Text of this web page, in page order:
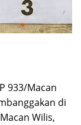
933/Macan
di
Wilis,